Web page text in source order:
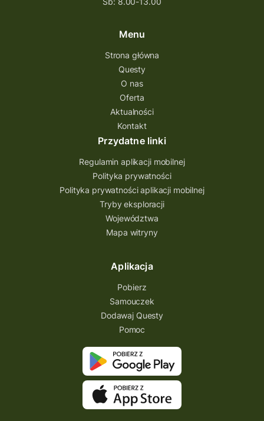
Menu
Strona główna
Questy
O nas
Oferta
Aktualności
Kontakt
Przydatne linki
Regulamin aplikacji mobilnej
Polityka prywatności
Polityka prywatności aplikacji mobilnej
Tryby eksploracji
Województwa
Mapa witryny
Aplikacja
Pobierz
Samouczek
Dodawaj Questy
Pomoc